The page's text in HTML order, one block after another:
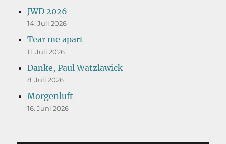
JWD 2026
14. Juli 2026
Tear me apart
11. Juli 2026
Danke, Paul Watzlawick
8. Juli 2026
Morgenluft
16. Juni 2026